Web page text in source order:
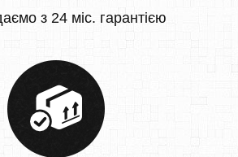
з 24 міс. гарантією